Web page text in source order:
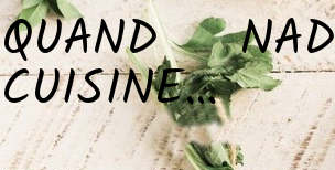
QUAND NAD
CUISINE…